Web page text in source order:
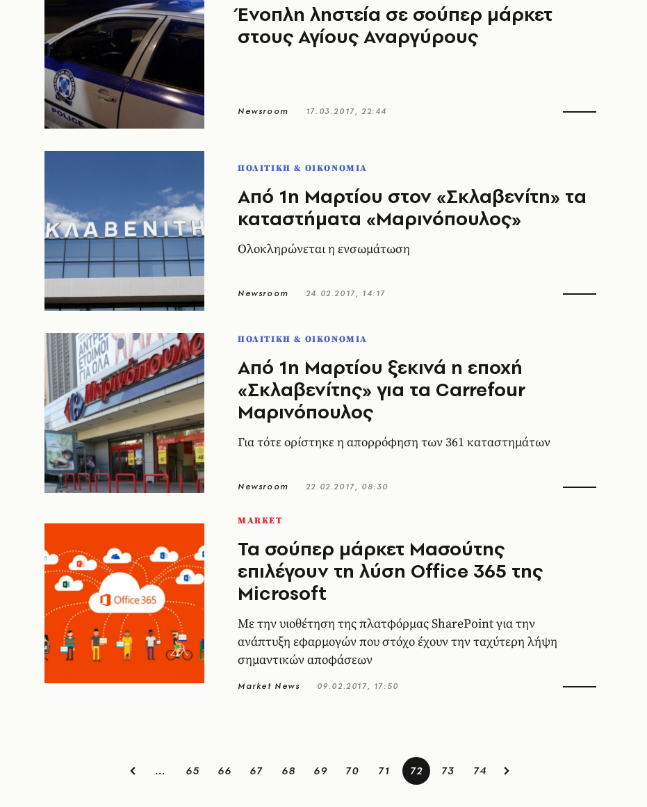
Ένοπλη ληστεία σε σούπερ μάρκετ
στους Αγίους Αναργύρους
Newsroom 17.03.2017, 22:44
ΠΟΛΙΤΙΚΗ & ΟΙΚΟΝΟΜΙΑ
Από 1η Μαρτίου στον «Σκλαβενίτη» τα
καταστήματα «Μαρινόπουλος»
Ολοκληρώνεται η ενσωμάτωση
Newsroom 24.02.2017, 14:17
ΠΟΛΙΤΙΚΗ & ΟΙΚΟΝΟΜΙΑ
Από 1η Μαρτίου ξεκινά η εποχή
«Σκλαβενίτης» για τα Carrefour
Μαρινόπουλος
Για τότε ορίστηκε η απορρόφηση των 361 καταστημάτων
Newsroom 22.02.2017, 08:30
MARKET
Τα σούπερ μάρκετ Μασούτης
επιλέγουν τη λύση Office 365 της
Microsoft
Με την υιοθέτηση της πλατφόρμας SharePoint για την
ανάπτυξη εφαρμογών που στόχο έχουν την ταχύτερη λήψη
σημαντικών αποφάσεων
Market News 09.02.2017, 17:50
… 65 66 67 68 69 70 71 72 73 74